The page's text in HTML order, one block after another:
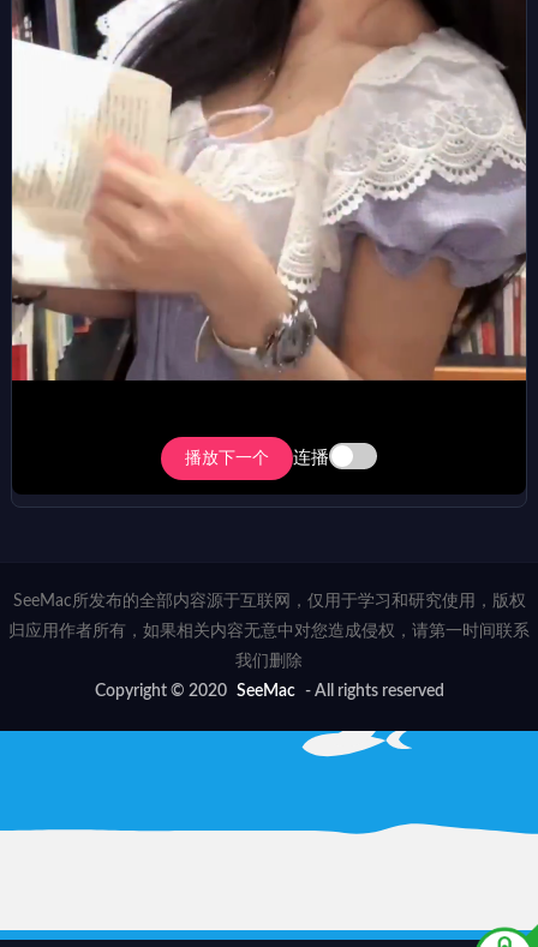
播放下一个 连播
SeeMac所发布的全部内容源于互联网，仅用于学习和研究使用，版权
归应用作者所有，如果相关内容无意中对您造成侵权，请第一时间联系
我们删除
Copyright © 2020 SeeMac - All rights reserved